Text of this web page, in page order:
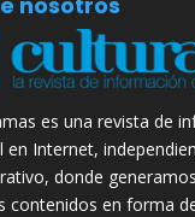
es una revista de
en Internet,
donde
contenidos en forma